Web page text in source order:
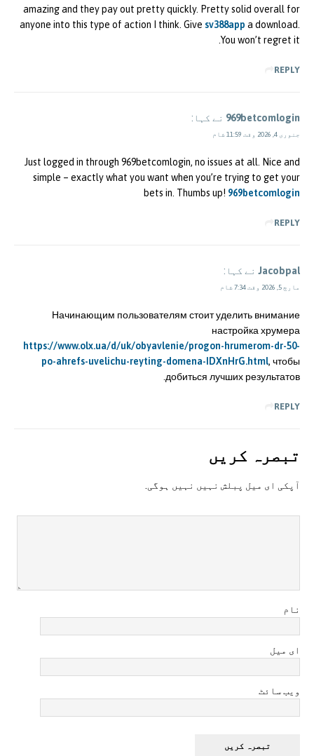
amazing and they pay out pretty quickly. Pretty solid overall for
anyone into this type of action I think. Give sv388app a download.
You won’t regret it.
REPLY
969betcomlogin نے کہا:
جنوری 4, 2026 وقت 11:59 شام
Just logged in through 969betcomlogin, no issues at all. Nice and
simple – exactly what you want when you’re trying to get your
bets in. Thumbs up! 969betcomlogin
REPLY
Jacobpal نے کہا:
مارچ 5, 2026 وقت 7:34 شام
Начинающим пользователям стоит уделить внимание
настройка хрумера
https://www.olx.ua/d/uk/obyavlenie/progon-hrumerom-dr-50-
po-ahrefs-uvelichu-reyting-domena-IDXnHrG.html, чтобы
добиться лучших результатов.
REPLY
تبصرہ کريں
آپکی ای ميل پبلش نہيں نہيں ہوگی.
نام
ای میل
ویب سائٹ